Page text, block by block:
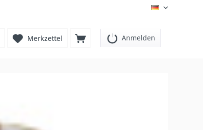
DE
Anmelden
Merkzettel